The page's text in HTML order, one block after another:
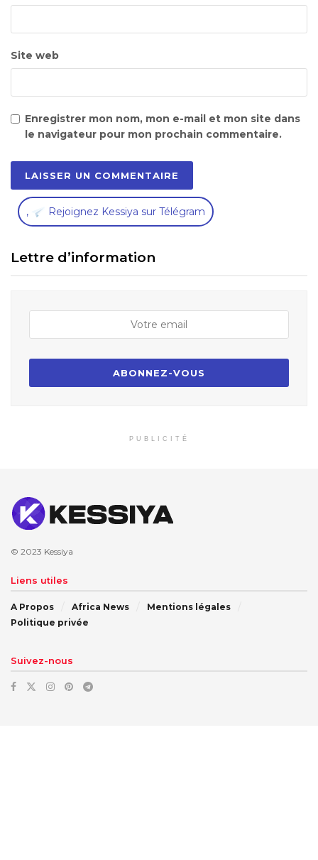
Site web
Enregistrer mon nom, mon e-mail et mon site dans
le navigateur pour mon prochain commentaire.
, Rejoignez Kessiya sur Télégram
Lettre d’information
PUBLICITÉ
© 2023 Kessiya
Liens utiles
A Propos Africa News
Mentions légales
Politique privée
Suivez-nous